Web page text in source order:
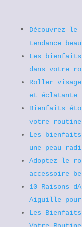
Découvrez
tendance
Les
dans votre
Roller
et éclatante
Bienfaits
votre routine
Les
une peau
Adoptez le
accessoire
10 Raisons
Aiguille pour
Les